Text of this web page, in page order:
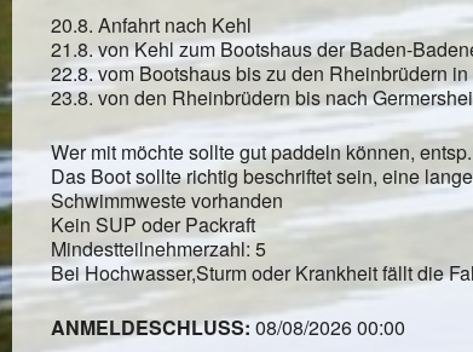
20.8. Anfahrt nach Kehl
21.8. von Kehl zum Bootshaus der Baden-
22.8. vom Bootshaus bis zu den Rheinbrüdern
23.8. von den Rheinbrüdern bis nach
Wer mit möchte sollte gut paddeln können, entsp.
Das Boot sollte richtig beschriftet sein, eine
Schwimmweste vorhanden
Kein SUP oder Packraft
Mindestteilnehmerzahl: 5
Bei Hochwasser,Sturm oder Krankheit fällt die
ANMELDESCHLUSS:08/08/2026 00:00